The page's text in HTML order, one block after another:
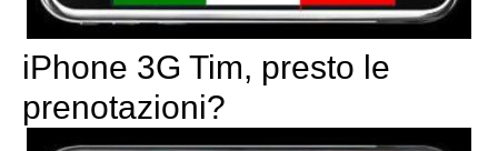
iPhone 3G Tim, presto le
prenotazioni?